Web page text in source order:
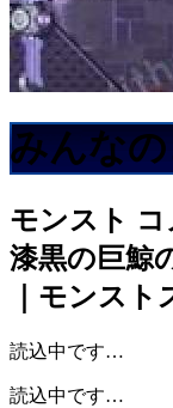
みんな
モンスト コ
漆黒の巨鯨
｜モンス
読込中です…
読込中です…